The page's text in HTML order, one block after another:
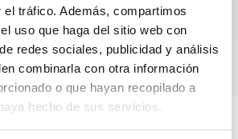
tráfico. Además, compartimos
uso que haga del sitio web con
redes sociales, publicidad y análisis
combinarla con otra información
o que hayan recopilado a
hecho de sus servicios.